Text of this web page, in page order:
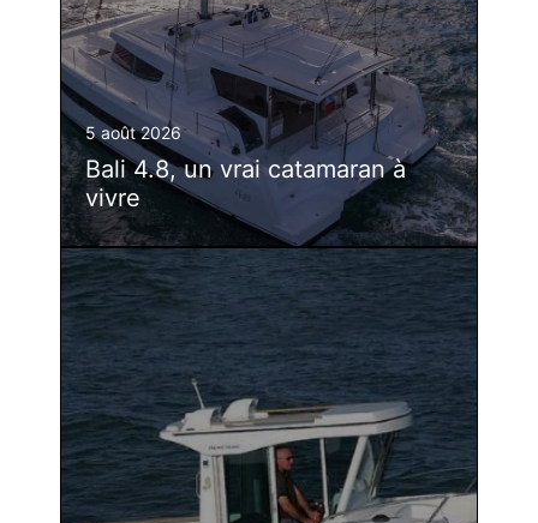
5 août 2026
Bali 4.8, un vrai catamaran à
vivre